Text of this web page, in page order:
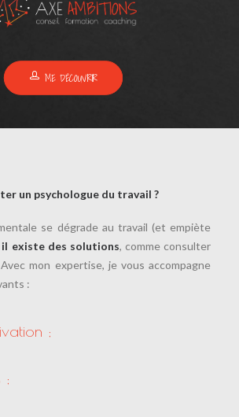
ME DÉCOUVRIR
un psychologue du travail ?
se dégrade au travail (et empiète
il existe des solutions, comme consulter
mon expertise, je vous accompagne
:
;
;